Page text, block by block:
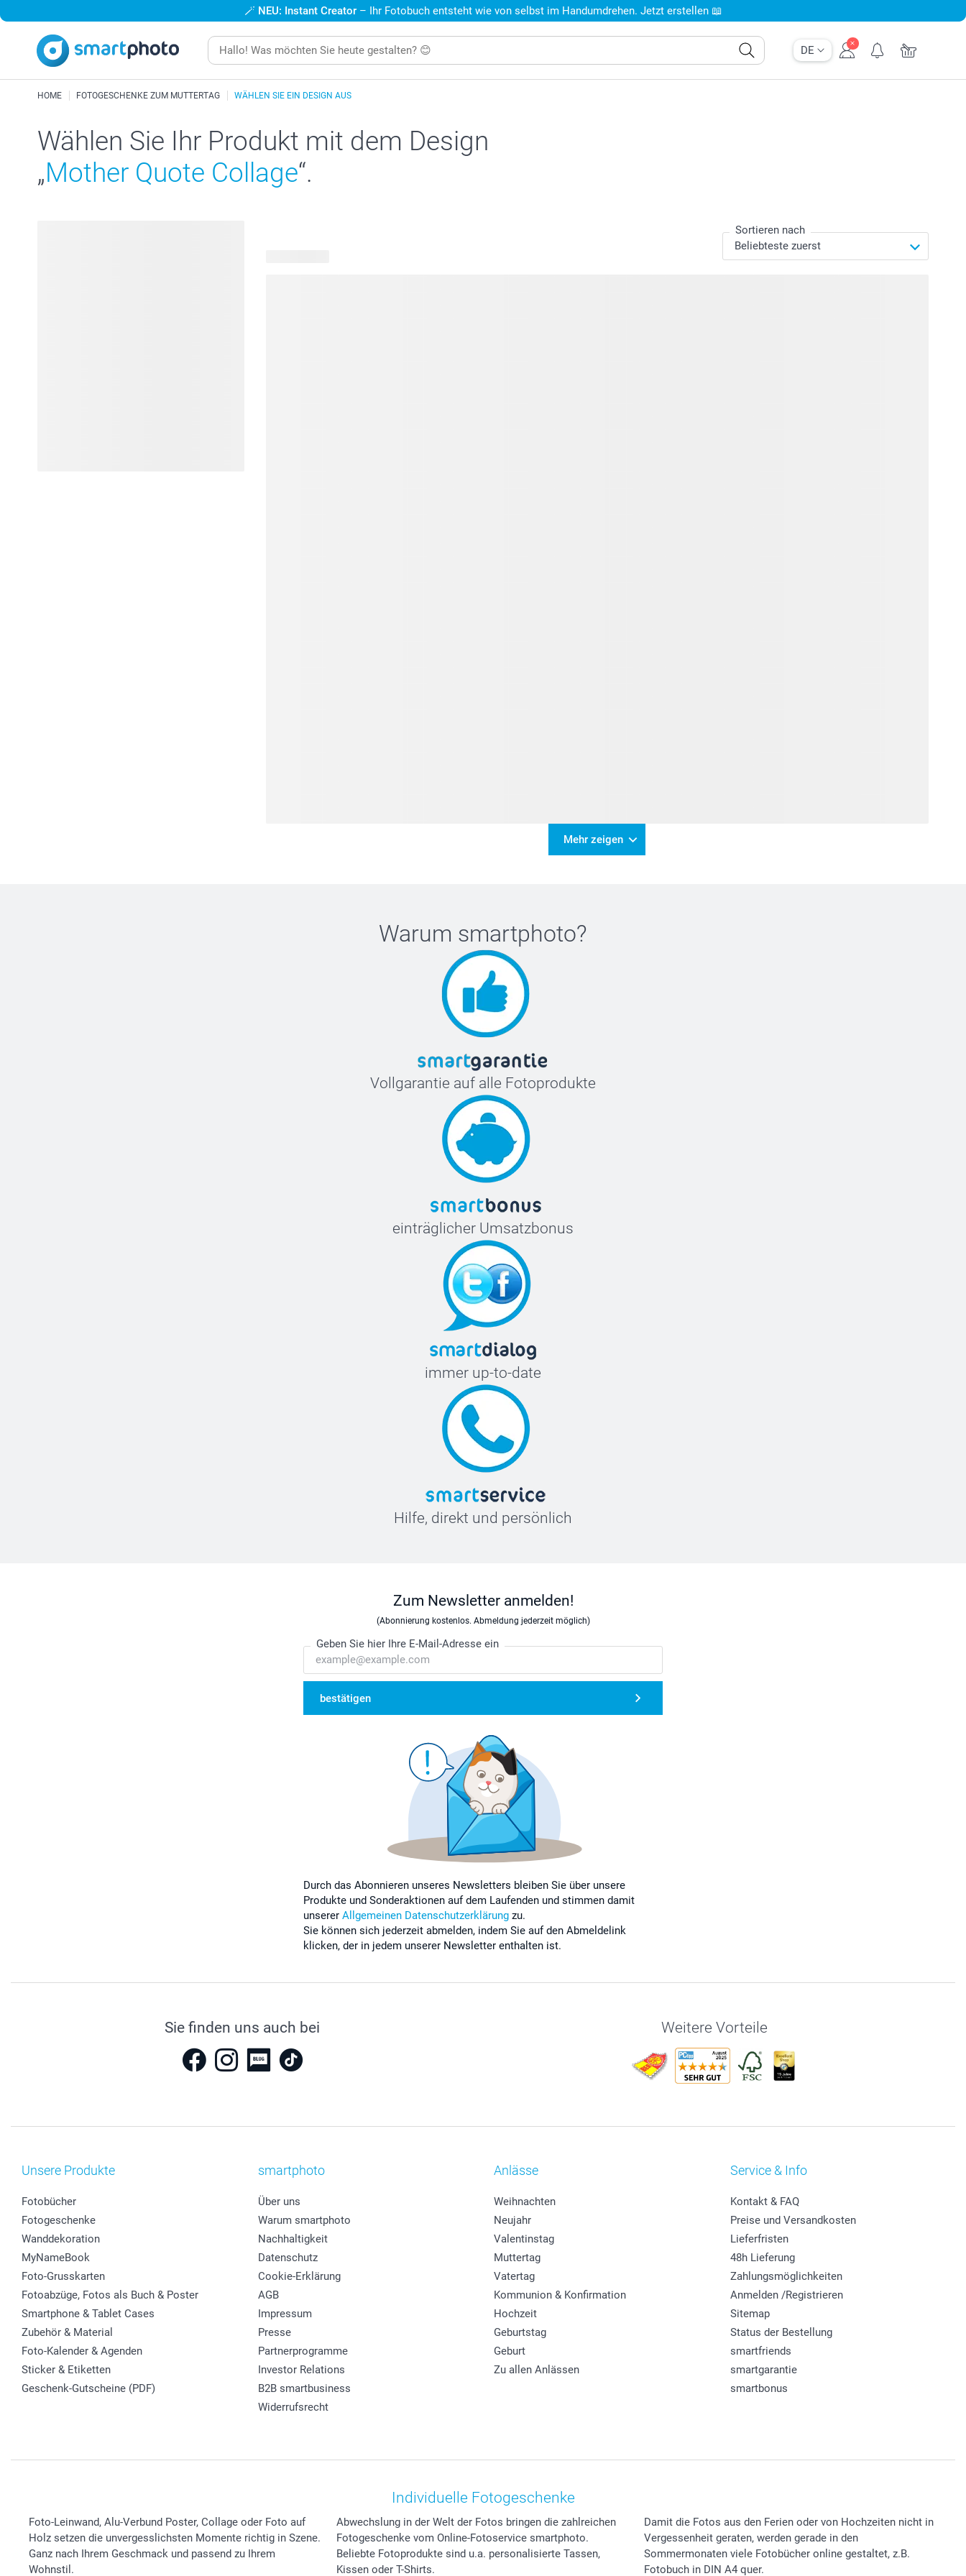
DE
🪄 NEU: Instant Creator – Ihr Fotobuch entsteht wie von selbst im Handumdrehen. Jetzt erstellen 📖
HOME FOTOGESCHENKE ZUM MUTTERTAG WÄHLEN SIE EIN DESIGN AUS
Wählen Sie Ihr Produkt mit dem Design
„Mother Quote Collage“.
Sortieren nach
Mehr zeigen
Warum smartphoto?
Vollgarantie auf alle Fotoprodukte
einträglicher Umsatzbonus
immer up-to-date
Hilfe, direkt und persönlich
Zum Newsletter anmelden!
(Abonnierung kostenlos. Abmeldung jederzeit möglich)
Geben Sie hier Ihre E-Mail-Adresse ein
bestätigen
Durch das Abonnieren unseres Newsletters bleiben Sie über unsere
Produkte und Sonderaktionen auf dem Laufenden und stimmen damit
unserer Allgemeinen Datenschutzerklärung zu.
Sie können sich jederzeit abmelden, indem Sie auf den Abmeldelink
klicken, der in jedem unserer Newsletter enthalten ist.
Sie finden uns auch bei Weitere Vorteile
Unsere Produkte
Fotobücher
Fotogeschenke
Wanddekoration
MyNameBook
Foto-Grusskarten
Fotoabzüge, Fotos als Buch & Poster
Smartphone & Tablet Cases
Zubehör & Material
Foto-Kalender & Agenden
Sticker & Etiketten
Geschenk-Gutscheine (PDF)
smartphoto
Über uns
Warum smartphoto
Nachhaltigkeit
Datenschutz
Cookie-Erklärung
AGB
Impressum
Presse
Partnerprogramme
Investor Relations
B2B smartbusiness
Widerrufsrecht
Anlässe
Weihnachten
Neujahr
Valentinstag
Muttertag
Vatertag
Kommunion & Konfirmation
Hochzeit
Geburtstag
Geburt
Zu allen Anlässen
Service & Info
Kontakt & FAQ
Preise und Versandkosten
Lieferfristen
48h Lieferung
Zahlungsmöglichkeiten
Anmelden /Registrieren
Sitemap
Status der Bestellung
smartfriends
smartgarantie
smartbonus
Individuelle Fotogeschenke
Foto-Leinwand, Alu-Verbund Poster, Collage oder Foto auf
Holz setzen die unvergesslichsten Momente richtig in Szene.
Ganz nach Ihrem Geschmack und passend zu Ihrem
Wohnstil.
Abwechslung in der Welt der Fotos bringen die zahlreichen
Fotogeschenke vom Online-Fotoservice smartphoto.
Beliebte Fotoprodukte sind u.a. personalisierte Tassen,
Kissen oder T-Shirts.
Damit die Fotos aus den Ferien oder von Hochzeiten nicht in
Vergessenheit geraten, werden gerade in den
Sommermonaten viele Fotobücher online gestaltet, z.B.
Fotobuch in DIN A4 quer.